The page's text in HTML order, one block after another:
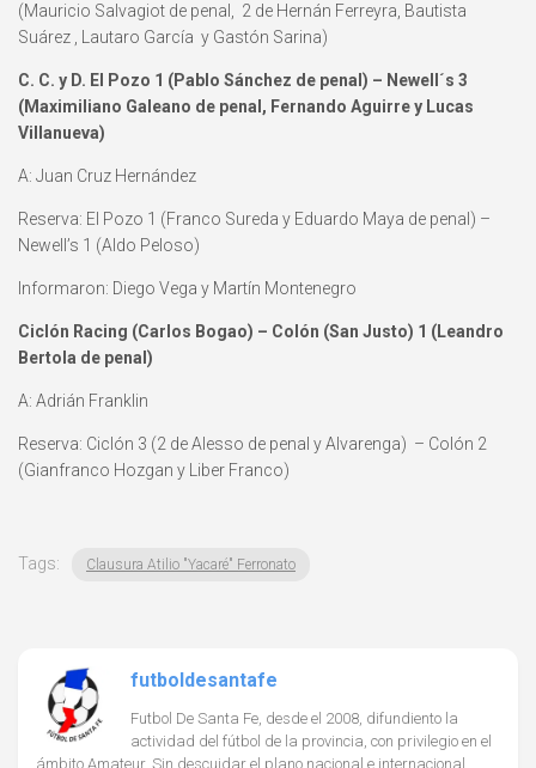
(Mauricio Salvagiot de penal, 2 de Hernán Ferreyra, Bautista
Suárez , Lautaro García y Gastón Sarina)
C. C. y D. El Pozo 1 (Pablo Sánchez de penal) – Newell´s 3
(Maximiliano Galeano de penal, Fernando Aguirre y Lucas
Villanueva)
A: Juan Cruz Hernández
Reserva: El Pozo 1 (Franco Sureda y Eduardo Maya de penal) –
Newell’s 1 (Aldo Peloso)
Informaron: Diego Vega y Martín Montenegro
Ciclón Racing (Carlos Bogao) – Colón (San Justo) 1 (Leandro
Bertola de penal)
A: Adrián Franklin
Reserva: Ciclón 3 (2 de Alesso de penal y Alvarenga) – Colón 2
(Gianfranco Hozgan y Liber Franco)
Tags: Clausura Atilio "Yacaré" Ferronato
futboldesantafe
Futbol De Santa Fe, desde el 2008, difundiento la
actividad del fútbol de la provincia, con privilegio en el
ámbito Amateur. Sin descuidar el plano nacional e internacional